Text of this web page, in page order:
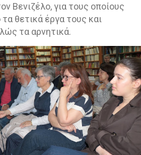
Βενιζέλο, για τους οποίους
θετικά έργα τους και
τα αρνητικά.